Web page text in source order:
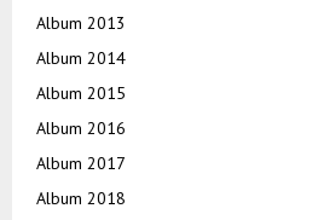
Album 2013
Album 2014
Album 2015
Album 2016
Album 2017
Album 2018